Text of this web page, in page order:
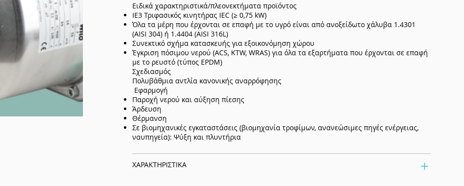
Ειδικά χαρακτηριστικά/πλεονεκτήματα προϊόντος
IE3 Τριφασικός κινητήρας IEC (≥ 0,75 kW)
Όλα τα μέρη που έρχονται σε επαφή με το υγρό είναι από ανοξείδωτο χάλυβα 1.4301
(AISI 304) ή 1.4404 (AISI 316L)
Συνεκτικό σχήμα κατασκευής για εξοικονόμηση χώρου
Έγκριση πόσιμου νερού (ACS, KTW, WRAS) για όλα τα εξαρτήματα που έρχονται σε επαφή
με το ρευστό (τύπος EPDM)
Σχεδιασμός
Πολυβάθμια αντλία κανονικής αναρρόφησης
Εφαρμογή
Παροχή νερού και αύξηση πίεσης
Άρδευση
Θέρμανση
Σε βιομηχανικές εγκαταστάσεις (βιομηχανία τροφίμων, ανανεώσιμες πηγές ενέργειας,
ναυπηγεία): Ψύξη και πλυντήρια
ΧΑΡΑΚΤΗΡΙΣΤΙΚΑ